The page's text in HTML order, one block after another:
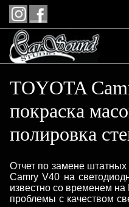
TOYOTA
покраска
полировка
Отчет по замене штатных
Camry V40 на
известно со временем на
проблемы с качеством